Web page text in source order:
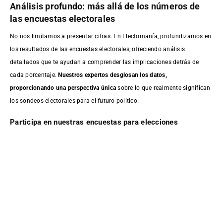
Análisis profundo: más allá de los números de
las encuestas electorales
No nos limitamos a presentar cifras. En Electomanía, profundizamos en
los resultados de las encuestas electorales, ofreciendo análisis
detallados que te ayudan a comprender las implicaciones detrás de
cada porcentaje.Nuestros expertos desglosan los datos,
proporcionando una perspectiva única sobre lo que realmente significan
los sondeos electorales para el futuro político.
Participa en nuestras encuestas para elecciones